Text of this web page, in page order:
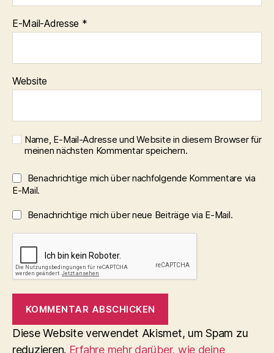
E-Mail-Adresse *
Website
Name, E-Mail-Adresse und Website in diesem Browser für
meinen nächsten Kommentar speichern.
Benachrichtige mich über nachfolgende Kommentare via
E-Mail.
Benachrichtige mich über neue Beiträge via E-Mail.
Diese Website verwendet Akismet, um Spam zu
reduzieren. Erfahre mehr darüber, wie deine